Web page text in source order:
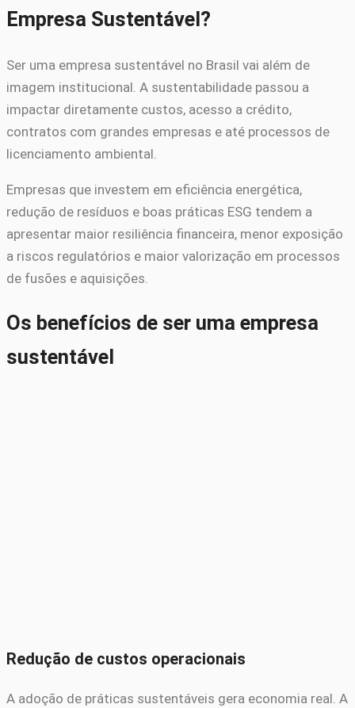
Empresa Sustentável?
Ser uma empresa sustentável no Brasil vai além de
imagem institucional. A sustentabilidade passou a
impactar diretamente custos, acesso a crédito,
contratos com grandes empresas e até processos de
licenciamento ambiental.
Empresas que investem em eficiência energética,
redução de resíduos e boas práticas ESG tendem a
apresentar maior resiliência financeira, menor exposição
a riscos regulatórios e maior valorização em processos
de fusões e aquisições.
Os benefícios de ser uma empresa
sustentável
Redução de custos operacionais
A adoção de práticas sustentáveis gera economia real. A